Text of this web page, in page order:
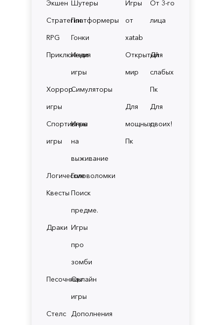
Экшен Шутеры
СтратегииПлатформеры
RPG
Гонки
Приключения
Инди
игры
Хоррор
игры
Симуляторы
Спортивные
игры
Игры
на
выживание
ЛогическиеГоловоломки
Квесты Поиск
предме.
Драки Игры
про
зомби
ПесочницыОнлайн
игры
Стелс
Дополнения
Игры
от
xatab
От 3-го
лица
Открытый
мир
Для
слабых
Пк
Для
мощных
Пк
Для
двоих!